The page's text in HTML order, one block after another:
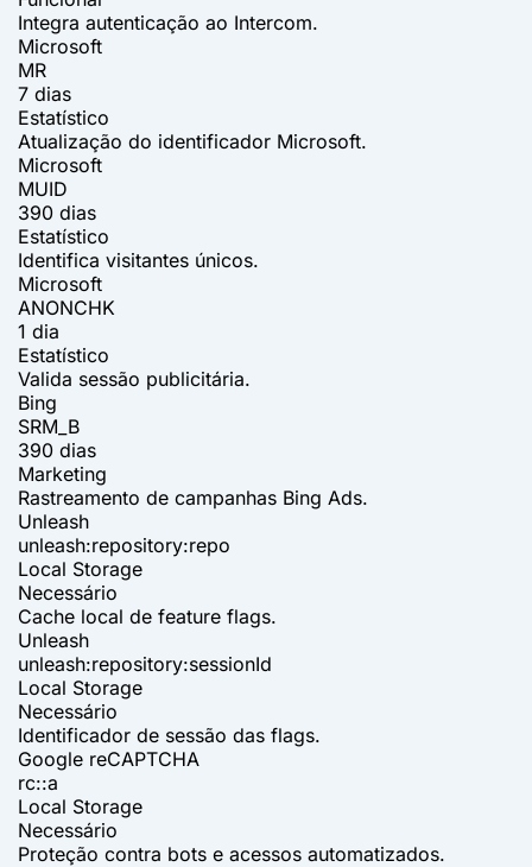
Integra autenticação ao Intercom.
Microsoft
MR
7 dias
Estatístico
Atualização do identificador Microsoft.
Microsoft
MUID
390 dias
Estatístico
Identifica visitantes únicos.
Microsoft
ANONCHK
1 dia
Estatístico
Valida sessão publicitária.
Bing
SRM_B
390 dias
Marketing
Rastreamento de campanhas Bing Ads.
Unleash
unleash:repository:repo
Local Storage
Necessário
Cache local de feature flags.
Unleash
unleash:repository:sessionId
Local Storage
Necessário
Identificador de sessão das flags.
Google reCAPTCHA
rc::a
Local Storage
Necessário
Proteção contra bots e acessos automatizados.